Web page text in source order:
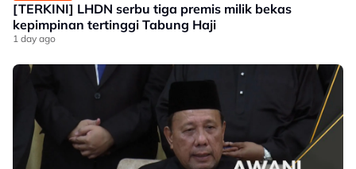
[TERKINI] LHDN serbu tiga premis milik bekas
kepimpinan tertinggi Tabung Haji
1 day ago